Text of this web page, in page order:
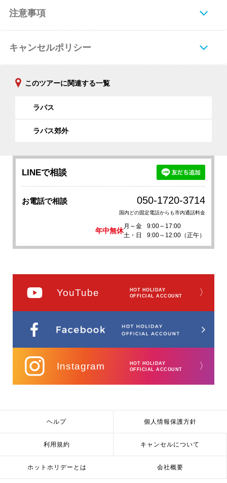
注意事項
キャンセルポリシー
このツアーに関連する一覧
ラパス
ラパス郊外
LINEで相談
お電話で相談 050-1720-3714
国内どの固定電話からも市内通話料金
年中無休
月～金
9:00～17:00
土・日
9:00～12:00（正午）
YouTube
HOT HOLIDAY
OFFICIAL ACCOUNT
〉
Instagram
HOT HOLIDAY
OFFICIAL ACCOUNT
〉
ヘルプ 個人情報保護方針
利用規約 キャンセルについて
ホットホリデーとは 会社概要